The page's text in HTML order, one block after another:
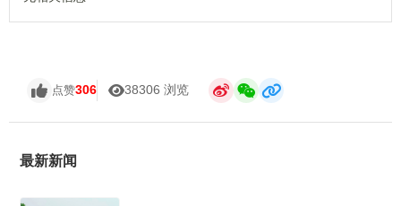
点赞306 38306 浏览
最新新闻